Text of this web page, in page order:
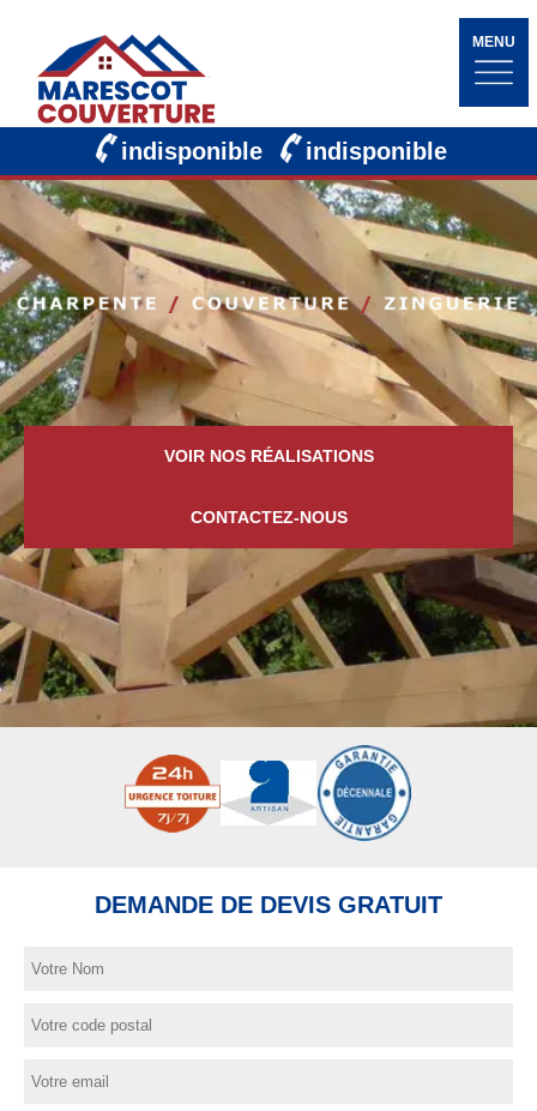
MENU
indisponible indisponible
VOIR NOS RÉALISATIONS
CONTACTEZ-NOUS
DEMANDE DE DEVIS GRATUIT